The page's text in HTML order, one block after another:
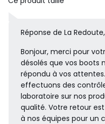
Réponse de La
Bonjour, merci pour
désolés que vos boots
répondu à vos
effectuons des
laboratoire sur nos
qualité. Votre retour
à nos équipes pour un